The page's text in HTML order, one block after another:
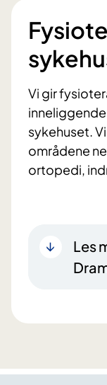
Vi gir
sykehuset.
områdene
ortopedi,
Les